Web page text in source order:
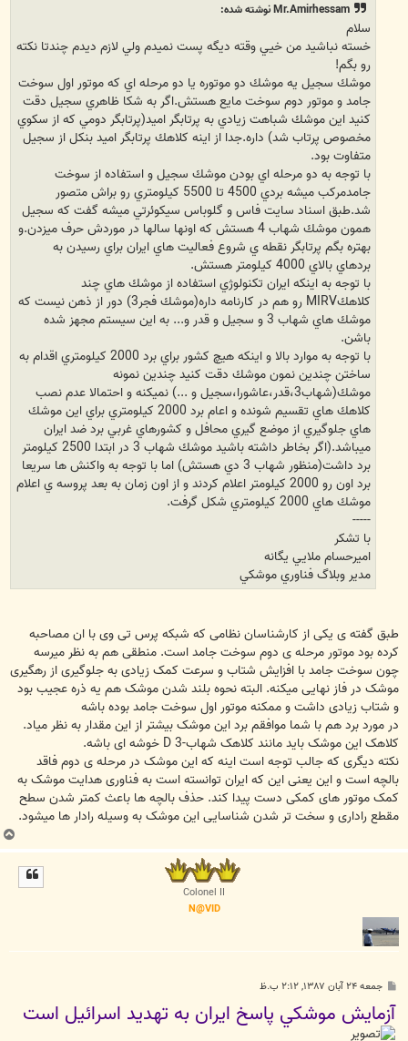
Mr.Amirhessam نوشته شده:
سلام
خسته نباشيد من خيي وقته ديگه پست نميدم ولي لازم ديدم چندتا نكته
رو بگم!
موشك سجيل يه موشك دو موتوره يا دو مرحله اي كه موتور اول سوخت
جامد و موتور دوم سوخت مايع هستش.اگر به شكا ظاهري سجيل دقت
كنيد اين موشك شباهت زيادي به پرتابگر اميد(پرتابگر دومي كه از سكوي
مخصوص پرتاب شد) داره.جدا از اينه كلاهك پرتابگر اميد بنكل از سجيل
متفاوت بود.
با توجه به دو مرحله اي بودن موشك سجيل و استفاده از سوخت
جامدمركب ميشه بردي 4500 تا 5500 كيلومتري رو براش متصور
شد.طبق اسناد سايت فاس و گلوباس سيكوئرتي ميشه گفت كه سجيل
همون موشك شهاب 4 هستش كه اونها سالها در موردش حرف ميزدن.و
بهتره بگم پرتابگر نقطه ي شروع فعاليت هاي ايران براي رسيدن به
بردهاي بالاي 4000 كيلومتر هستش.
با توجه به اينكه ايران تكنولوژي استفاده از موشك هاي چند
كلاهكMIRV رو هم در كارنامه داره(موشك فجر3) دور از ذهن نيست كه
موشك هاي شهاب 3 و سجيل و قدر و... به اين سيستم مجهز شده
باشن.
با توجه به موارد بالا و اينكه هيچ كشور براي برد 2000 كيلومتري اقدام به
ساختن چندين نمون موشك دقت كنيد چندين نمونه
موشك(شهاب3،قدر،عاشورا،سجيل و ...) نميكنه و احتمالا عدم نصب
كلاهك هاي تقسيم شونده و اعام برد 2000 كيلومتري براي اين موشك
هاي جلوگيري از موضع گيري محافل و كشورهاي غربي برد ضد ايران
ميباشد.(اگر بخاطر داشته باشيد موشك شهاب 3 در ابتدا 2500 كيلومتر
برد داشت(منظور شهاب 3 دي هستش) اما با توجه به واكنش ها سريعا
برد اون رو 2000 كيلومتر اعلام كردند و از اون زمان به بعد پروسه ي اعلام
موشك هاي 2000 كيلومتري شكل گرفت.
-----
با تشكر
اميرحسام ملايي يگانه
مدير وبلاگ فناوري موشكي
طبق گفته ی یکی از کارشناسان نظامی که شبکه پرس تی وی با ان مصاحبه
کرده بود موتور مرحله ی دوم سوخت جامد است. منطقی هم به نظر میرسه
چون سوخت جامد با افزایش شتاب و سرعت کمک زیادی به جلوگیری از رهگیری
موشک در فاز نهایی میکنه. البته نحوه بلند شدن موشک هم یه ذره عجیب بود
و شتاب زیادی داشت و ممکنه موتور اول سوخت جامد بوده باشه
در مورد برد هم با شما موافقم برد این موشک بیشتر از این مقدار به نظر میاد.
کلاهک این موشک باید مانند کلاهک شهاب-3 D خوشه ای باشه.
نکته دیگری که جالب توجه است اینه که این موشک در مرحله ی دوم فاقد
بالچه است و این یعنی این که ایران توانسته است به فناوری هدایت موشک به
کمک موتور های کمکی دست پیدا کند. حذف بالچه ها باعث کمتر شدن سطح
مقطع راداری و سخت تر شدن شناسایی این موشک به وسیله رادار ها میشود.
ب
ا
Colonel II
N@VID
پ
ت
جمعه ۲۴ آبان ۱۳۸۷, ۲:۱۲ ب.ظ
آزمايش موشكي پاسخ ايران به تهديد اسرائيل است